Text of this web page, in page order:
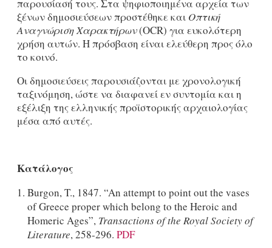
παρουσίασή τους. Στα ψηφιοποιημένα αρχεία των
ξένων δημοσιεύσεων προστέθηκε και Οπτική
Αναγνώριση Χαρακτήρων(OCR) για ευκολότερη
χρήση αυτών. Η πρόσβαση είναι ελεύθερη προς όλο
το κοινό.
Οι δημοσιεύσεις παρουσιάζονται με χρονολογική
ταξινόμηση, ώστε να διαφανεί εν συντομία και η
εξέλιξη της ελληνικής προϊστορικής αρχαιολογίας
μέσα από αυτές.
Κατάλογος
Burgon, T., 1847. “An attempt to point out the vases
of Greece proper which belong to the Heroic and
Homeric Ages”, Transactions of the Royal Society of
Literature, 258-296. PDF